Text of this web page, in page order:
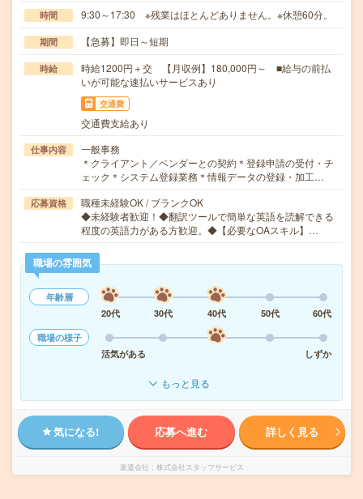
時間 9:30～17:30 ※残業はほとんどありません。※休憩60分。
期間 【急募】即日～短期
時給
時給1200円＋交 【月収例】180,000円～ ■給与の前払
いが可能な速払いサービスあり
交通費
交通費支給あり
仕事内容
一般事務
＊クライアント／ベンダーとの契約＊登録申請の受付・チ
ェック＊システム登録業務＊情報データの登録・加工…
応募資格
職種未経験OK / ブランクOK
◆未経験者歓迎！◆翻訳ツールで簡単な英語を読解できる
程度の英語力がある方歓迎。◆【必要なOAスキル】…
職場の雰囲気
年齢層
20代
30代 40代 50代
60代
職場の様子
活気がある
しずか
もっと見る
気になる! 応募へ進む 詳しく見る
派遣会社 株式会社スタッフサービス